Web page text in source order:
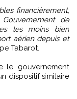
financièrement,
de
les moins bien
aérien depuis et
Tabarot.
le gouvernement
dispositif similaire